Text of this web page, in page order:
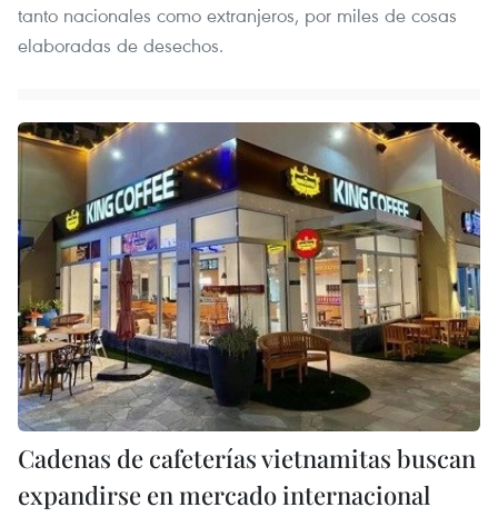
tanto nacionales como extranjeros, por miles de cosas
elaboradas de desechos.
Cadenas de cafeterías vietnamitas buscan
expandirse en mercado internacional